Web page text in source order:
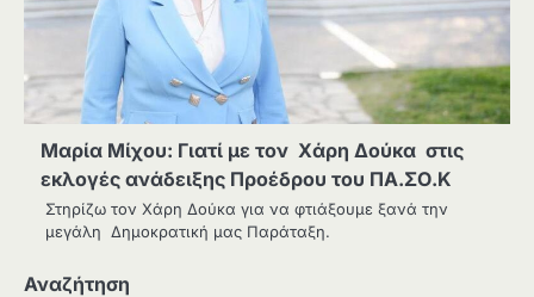
Μαρία Μίχου: Γιατί με τον Χάρη Δούκα στις
εκλογές ανάδειξης Προέδρου του ΠΑ.ΣΟ.Κ
Στηρίζω τον Χάρη Δούκα για να φτιάξουμε ξανά την
μεγάλη Δημοκρατική μας Παράταξη.
Αναζήτηση